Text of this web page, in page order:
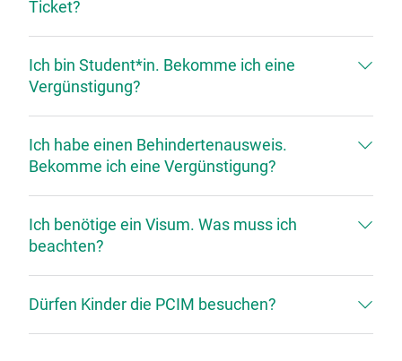
Ticket?
Ich bin Student*in. Bekomme ich eine
Vergünstigung?
Ich habe einen Behindertenausweis.
Bekomme ich eine Vergünstigung?
Ich benötige ein Visum. Was muss ich
beachten?
Dürfen Kinder die PCIM besuchen?